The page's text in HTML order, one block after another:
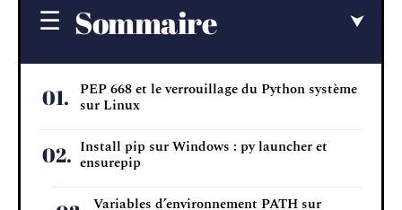
Sommaire
PEP 668 et le verrouillage du Python système
sur Linux
Install pip sur Windows : py launcher et
ensurepip
Variables d’environnement PATH sur